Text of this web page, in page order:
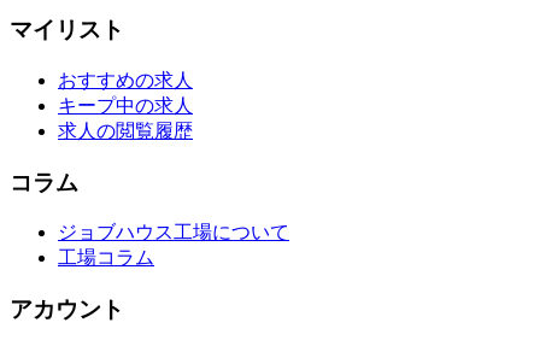
マイリスト
おすすめの求人
キープ中の求人
求人の閲覧履歴
コラム
ジョブハウス工場について
工場コラム
アカウント